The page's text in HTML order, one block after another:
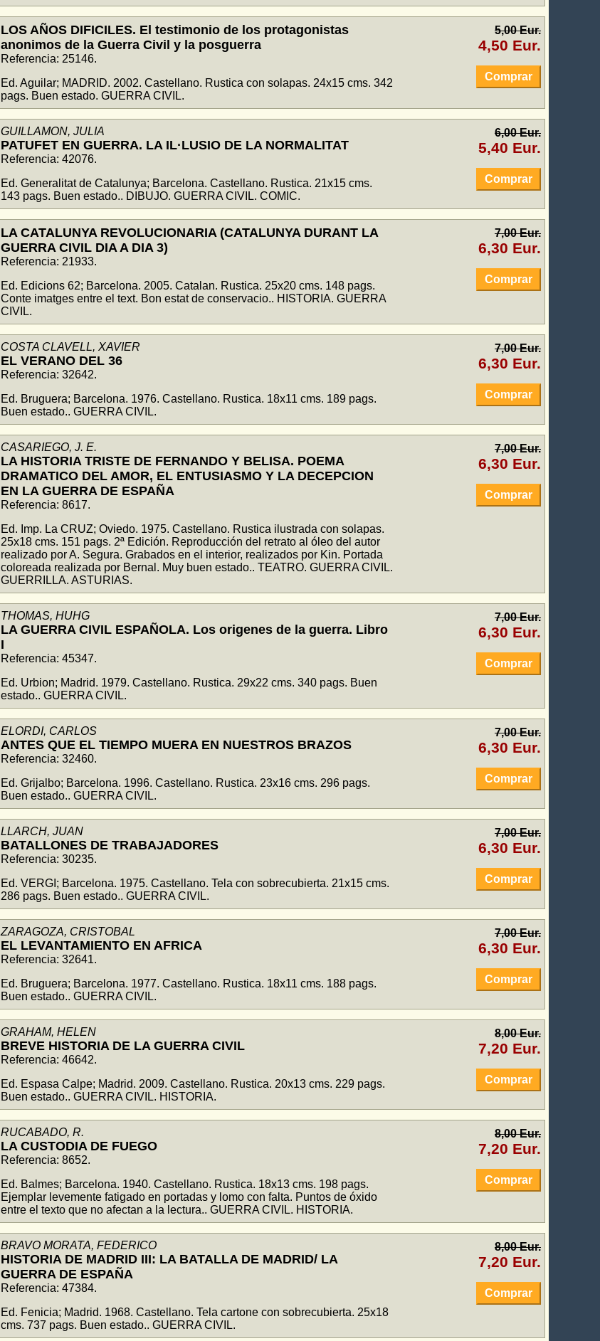
LOS AÑOS DIFICILES. El testimonio de los protagonistas
anonimos de la Guerra Civil y la posguerra
Referencia: 25146.
Ed. Aguilar; MADRID. 2002. Castellano. Rustica con solapas. 24x15 cms. 342
pags. Buen estado. GUERRA CIVIL.
5,00 Eur.
4,50 Eur.
Comprar
GUILLAMON, JULIA
PATUFET EN GUERRA. LA IL·LUSIO DE LA NORMALITAT
Referencia: 42076.
Ed. Generalitat de Catalunya; Barcelona. Castellano. Rustica. 21x15 cms.
143 pags. Buen estado.. DIBUJO. GUERRA CIVIL. COMIC.
6,00 Eur.
5,40 Eur.
Comprar
LA CATALUNYA REVOLUCIONARIA (CATALUNYA DURANT LA
GUERRA CIVIL DIA A DIA 3)
Referencia: 21933.
Ed. Edicions 62; Barcelona. 2005. Catalan. Rustica. 25x20 cms. 148 pags.
Conte imatges entre el text. Bon estat de conservacio.. HISTORIA. GUERRA
CIVIL.
7,00 Eur.
6,30 Eur.
Comprar
COSTA CLAVELL, XAVIER
EL VERANO DEL 36
Referencia: 32642.
Ed. Bruguera; Barcelona. 1976. Castellano. Rustica. 18x11 cms. 189 pags.
Buen estado.. GUERRA CIVIL.
7,00 Eur.
6,30 Eur.
Comprar
CASARIEGO, J. E.
LA HISTORIA TRISTE DE FERNANDO Y BELISA. POEMA
DRAMATICO DEL AMOR, EL ENTUSIASMO Y LA DECEPCION
EN LA GUERRA DE ESPAÑA
Referencia: 8617.
Ed. Imp. La CRUZ; Oviedo. 1975. Castellano. Rustica ilustrada con solapas.
25x18 cms. 151 pags. 2ª Edición. Reproducción del retrato al óleo del autor
realizado por A. Segura. Grabados en el interior, realizados por Kin. Portada
coloreada realizada por Bernal. Muy buen estado.. TEATRO. GUERRA CIVIL.
GUERRILLA. ASTURIAS.
7,00 Eur.
6,30 Eur.
Comprar
THOMAS, HUHG
LA GUERRA CIVIL ESPAÑOLA. Los origenes de la guerra. Libro
I
Referencia: 45347.
Ed. Urbion; Madrid. 1979. Castellano. Rustica. 29x22 cms. 340 pags. Buen
estado.. GUERRA CIVIL.
7,00 Eur.
6,30 Eur.
Comprar
ELORDI, CARLOS
ANTES QUE EL TIEMPO MUERA EN NUESTROS BRAZOS
Referencia: 32460.
Ed. Grijalbo; Barcelona. 1996. Castellano. Rustica. 23x16 cms. 296 pags.
Buen estado.. GUERRA CIVIL.
7,00 Eur.
6,30 Eur.
Comprar
LLARCH, JUAN
BATALLONES DE TRABAJADORES
Referencia: 30235.
Ed. VERGI; Barcelona. 1975. Castellano. Tela con sobrecubierta. 21x15 cms.
286 pags. Buen estado.. GUERRA CIVIL.
7,00 Eur.
6,30 Eur.
Comprar
ZARAGOZA, CRISTOBAL
EL LEVANTAMIENTO EN AFRICA
Referencia: 32641.
Ed. Bruguera; Barcelona. 1977. Castellano. Rustica. 18x11 cms. 188 pags.
Buen estado.. GUERRA CIVIL.
7,00 Eur.
6,30 Eur.
Comprar
GRAHAM, HELEN
BREVE HISTORIA DE LA GUERRA CIVIL
Referencia: 46642.
Ed. Espasa Calpe; Madrid. 2009. Castellano. Rustica. 20x13 cms. 229 pags.
Buen estado.. GUERRA CIVIL. HISTORIA.
8,00 Eur.
7,20 Eur.
Comprar
RUCABADO, R.
LA CUSTODIA DE FUEGO
Referencia: 8652.
Ed. Balmes; Barcelona. 1940. Castellano. Rustica. 18x13 cms. 198 pags.
Ejemplar levemente fatigado en portadas y lomo con falta. Puntos de óxido
entre el texto que no afectan a la lectura.. GUERRA CIVIL. HISTORIA.
8,00 Eur.
7,20 Eur.
Comprar
BRAVO MORATA, FEDERICO
HISTORIA DE MADRID III: LA BATALLA DE MADRID/ LA
GUERRA DE ESPAÑA
Referencia: 47384.
Ed. Fenicia; Madrid. 1968. Castellano. Tela cartone con sobrecubierta. 25x18
cms. 737 pags. Buen estado.. GUERRA CIVIL.
8,00 Eur.
7,20 Eur.
Comprar